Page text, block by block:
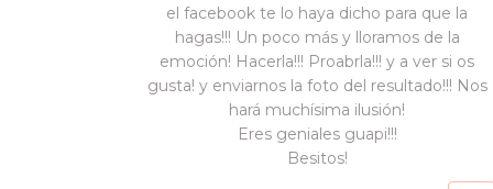
el facebook te lo haya dicho para que la
hagas!!! Un poco más y lloramos de la
emoción! Hacerla!!! Proabrla!!! y a ver si os
gusta! y enviarnos la foto del resultado!!! Nos
hará muchísima ilusión!
Eres geniales guapi!!!
Besitos!